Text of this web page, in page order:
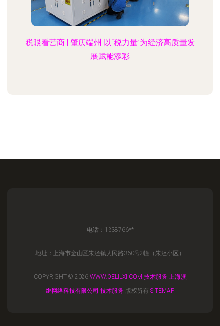
税眼看营商 | 肇庆端州 以“税力量”为经济高质量发
展赋能添彩
电话：1338766**
地址：上海市金山区朱泾镇人民路360号2幢（朱泾小区）
COPYRIGHT © 2026 WWW.OELILXI.COM 技术服务 上海溪
继网络科技有限公司 技术服务 版权所有 SITEMAP